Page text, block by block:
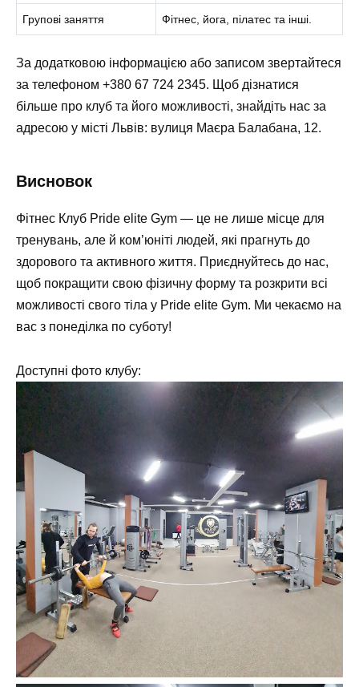
Групові заняття Фітнес, йога, пілатес та інші.
За додатковою інформацією або записом звертайтеся
за телефоном +380 67 724 2345. Щоб дізнатися
більше про клуб та його можливості, знайдіть нас за
адресою у місті Львів: вулиця Маєра Балабана, 12.
Висновок
Фітнес Клуб Pride elite Gym — це не лише місце для
тренувань, але й ком’юніті людей, які прагнуть до
здорового та активного життя. Приєднуйтесь до нас,
щоб покращити свою фізичну форму та розкрити всі
можливості свого тіла у Pride elite Gym. Ми чекаємо на
вас з понеділка по суботу!
Доступні фото клубу: